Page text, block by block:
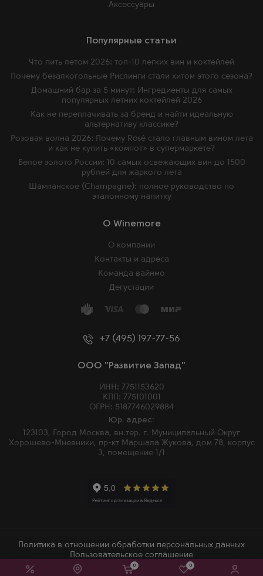
0 0
+7 (495) 197-77-56
ООО "Развитие Запад"
ИНН: 7751153620
КПП: 775101001
ОГРН: 5187746029884
Юр. адрес:
123103, Город Москва, вн.тер. г. Муниципальный Округ
Хорошево-Мневники, пр-кт Маршала Жукова, дом 78, корпус
3, помещение 1/1
O Winemore
О компании
Контакты и адреса
Команда вайнмо
Дегустации
Аксессуары
Популярные статьи
Что пить летом 2026: топ-10 легких вин и коктейлей
Почему безалкогольные Рислинги стали хитом этого сезона?
Домашний бар за 5 минут: Ингредиенты для самых
популярных летних коктейлей 2026
Как не переплачивать за бренд и найти идеальную
альтернативу классике?
Розовая волна 2026: Почему Rosé стало главным вином лета
и как не купить «компот» в супермаркете?
Белое золото России: 10 самых освежающих вин до 1500
рублей для жаркого лета
Шампанское (Champagne): полное руководство по
эталонному напитку
2026 © Winemore – Магазин алкогольных напитков в Москве
Политика в отношении обработки персональных данных
Пользовательское соглашение